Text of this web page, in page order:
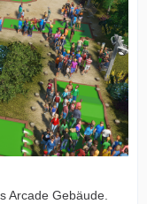
Arcade Gebäude.